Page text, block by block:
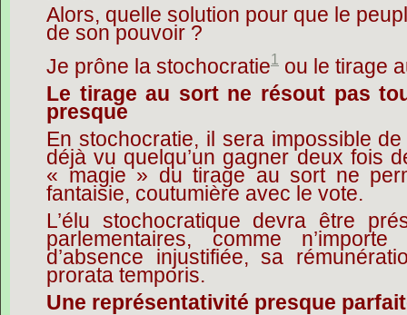
Alors, quelle solution pour que le
de son pouvoir ?
Je prône la stochocratie1
ou le tirage
Le tirage au sort ne résout pas
presque
En stochocratie, il sera impossible
déjà vu quelqu’un gagner deux fois
« magie » du tirage au sort ne
fantaisie, coutumière avec le vote.
L’élu stochocratique devra être
parlementaires, comme
d’absence injustifiée, sa
prorata temporis.
Une représentativité presque